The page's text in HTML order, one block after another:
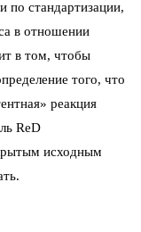
по стандартизации,
в отношении
в том, чтобы
того, что
реакция
ReD
исходным